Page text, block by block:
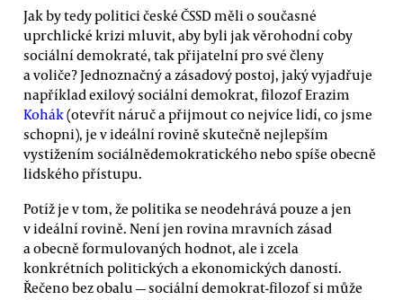
Jak by tedy politici české ČSSD měli o současné
uprchlické krizi mluvit, aby byli jak věrohodní coby
sociální demokraté, tak přijatelní pro své členy
a voliče? Jednoznačný a zásadový postoj, jaký vyjadřuje
například exilový sociální demokrat, filozof Erazim
Kohák(otevřít náruč a přijmout co nejvíce lidí, co jsme
schopni), je v ideální rovině skutečně nejlepším
vystižením sociálnědemokratického nebo spíše obecně
lidského přístupu.
Potíž je v tom, že politika se neodehrává pouze a jen
v ideální rovině. Není jen rovina mravních zásad
a obecně formulovaných hodnot, ale i zcela
konkrétních politických a ekonomických daností.
Řečeno bez obalu — sociální demokrat-filozof si může